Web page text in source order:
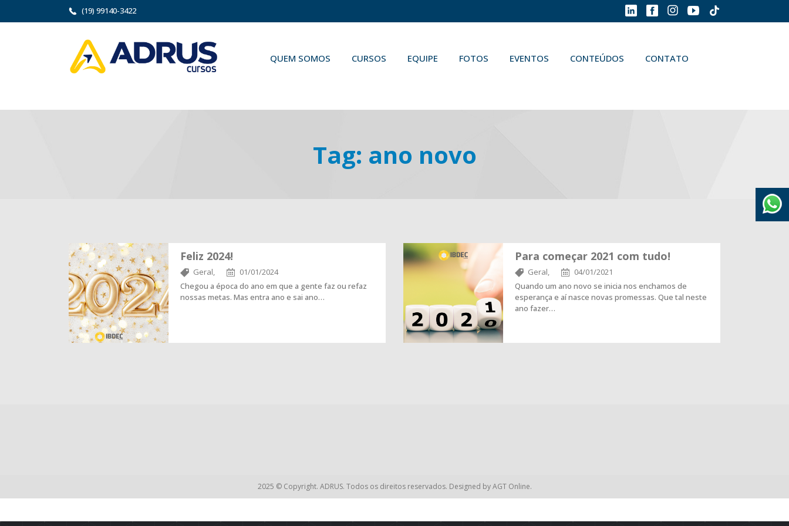
(19) 99140-3422
QUEM SOMOS CURSOS EQUIPE FOTOS EVENTOS CONTEÚDOS CONTATO
Tag: ano novo
Feliz 2024!
Geral,
01/01/2024
Chegou a época do ano em que a gente faz ou refaz
nossas metas. Mas entra ano e sai ano…
Para começar 2021 com tudo!
Geral,
04/01/2021
Quando um ano novo se inicia nos enchamos de
esperança e aí nasce novas promessas. Que tal neste
ano fazer…
2025 © Copyright. ADRUS. Todos os direitos reservados. Designed byAGT Online.